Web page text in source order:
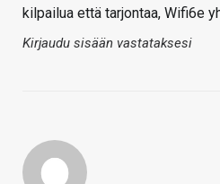
kilpailua että tarjontaa, Wifi6e
Kirjaudu sisään vastataksesi